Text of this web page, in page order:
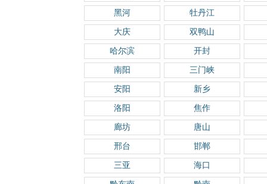
黑河 牡丹江
大庆 双鸭山
哈尔滨 开封
南阳 三门峡
安阳 新乡
洛阳 焦作
廊坊 唐山
邢台 邯郸
三亚 海口